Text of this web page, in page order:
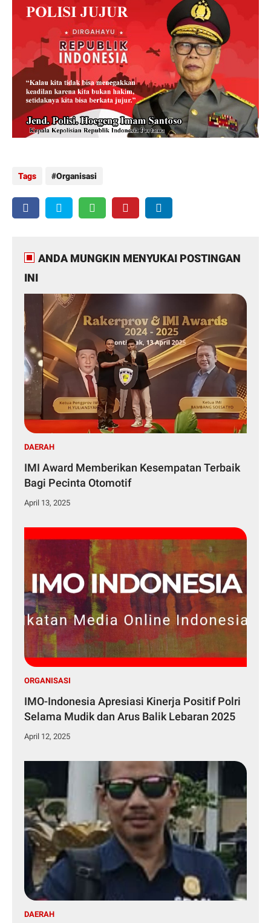
Tags Organisasi
ANDA MUNGKIN MENYUKAI POSTINGAN
INI
DAERAH
IMI Award Memberikan Kesempatan Terbaik
Bagi Pecinta Otomotif
April 13, 2025
ORGANISASI
IMO-Indonesia Apresiasi Kinerja Positif Polri
Selama Mudik dan Arus Balik Lebaran 2025
April 12, 2025
DAERAH